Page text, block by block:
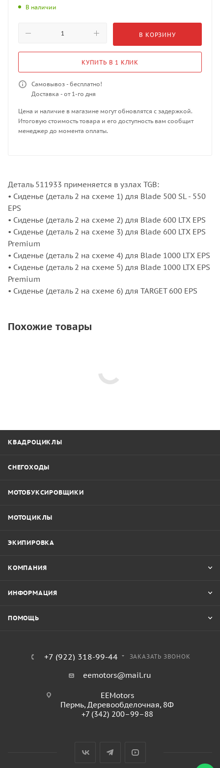
В наличии
В КОРЗИНУ
КУПИТЬ В 1 КЛИК
Самовывоз - бесплатно!
Доставка - от 1-го дня
Цена и наличие в магазине могут обновлятся с задержкой.
Итоговую стоимость товара и его доступность вам сообщит
менеджер до момента оплаты.
Деталь 511933 применяется в узлах TGB:
• Сиденье (деталь 2 на схеме 1) для Blade 500 SL - 550
EPS
• Сиденье (деталь 2 на схеме 2) для Blade 600 LTX EPS
• Сиденье (деталь 2 на схеме 3) для Blade 600 LTX EPS
Premium
• Сиденье (деталь 2 на схеме 4) для Blade 1000 LTX EPS
• Сиденье (деталь 2 на схеме 5) для Blade 1000 LTX EPS
Premium
• Сиденье (деталь 2 на схеме 6) для TARGET 600 EPS
Похожие товары
КВАДРОЦИКЛЫ
СНЕГОХОДЫ
МОТОБУКСИРОВЩИКИ
МОТОЦИКЛЫ
ЭКИПИРОВКА
КОМПАНИЯ
ИНФОРМАЦИЯ
ПОМОЩЬ
+7 (922) 318-99-44 ЗАКАЗАТЬ ЗВОНОК
eemotors@mail.ru
EEMotors
Пермь, Деревообделочная, 8Ф
+7 (342) 200–99–88